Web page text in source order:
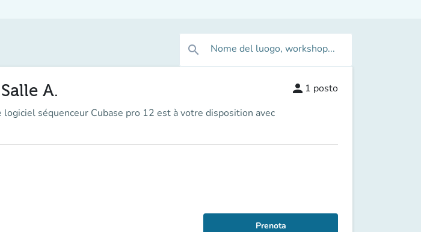
search Nome del luogo, workshop...
A.
séquenceur Cubase pro 12 est à votre disposition avec
person 1 posto
Prenota